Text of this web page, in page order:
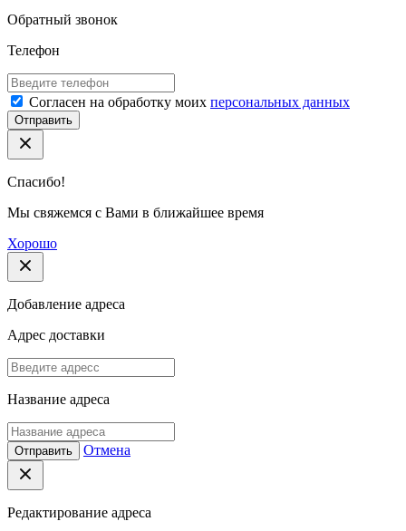
Обратный звонок
Телефон
Согласен на обработку моих персональных данных
Отправить
Спасибо!
Мы свяжемся с Вами в ближайшее время
Хорошо
Добавление адреса
Адрес доставки
Название адреса
Отправить Отмена
Редактирование адреса